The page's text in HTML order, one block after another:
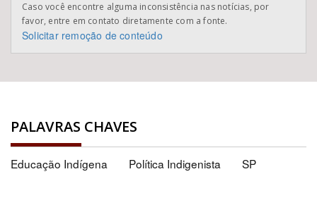
Caso você encontre alguma inconsistência nas notícias, por
favor, entre em contato diretamente com a fonte.
Solicitar remoção de conteúdo
PALAVRAS CHAVES
Educação Indígena Política Indigenista SP